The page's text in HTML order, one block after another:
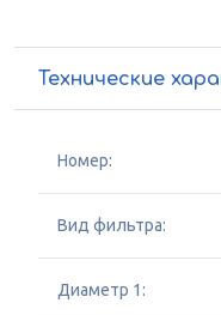
Технические
Номер:
Вид фильтра:
Диаметр 1: